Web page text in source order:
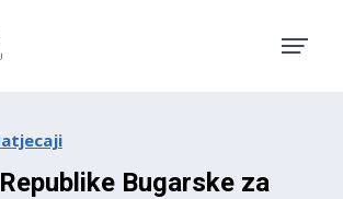
Bugarske za